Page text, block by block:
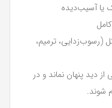
یا آسیب‌دیده
(رسوب‌زدایی، ترمیم،
دید پنهان نماند و در
شوند.